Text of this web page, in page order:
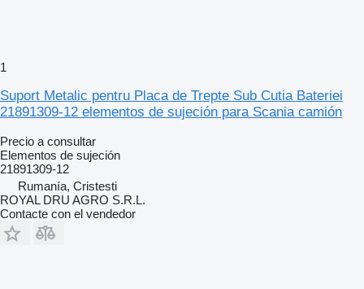
1
Suport Metalic pentru Placa de Trepte Sub Cutia Bateriei
21891309-12 elementos de sujeción para Scania camión
Precio a consultar
Elementos de sujeción
21891309-12
Rumanía, Cristesti
ROYAL DRU AGRO S.R.L.
Contacte con el vendedor